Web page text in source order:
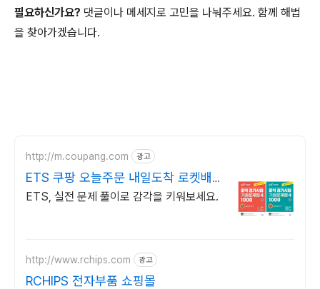
필요하신가요? 댓글이나 메세지로 고민을 나눠주세요. 함께 해법
을 찾아가겠습니다.
http://m.coupang.com 광고
ETS 쿠팡 오늘주문 내일도착 로켓배
송
ETS, 실전 문제 풀이로 감각을 키워보세요.
http://www.rchips.com 광고
RCHIPS 전자부품 쇼핑몰